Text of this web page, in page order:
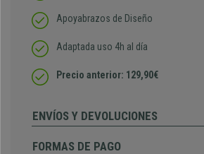
Apoyabrazos de Diseño
Adaptada uso 4h al día
Precio anterior: 129,90€
ENVÍOS Y DEVOLUCIONES
FORMAS DE PAGO